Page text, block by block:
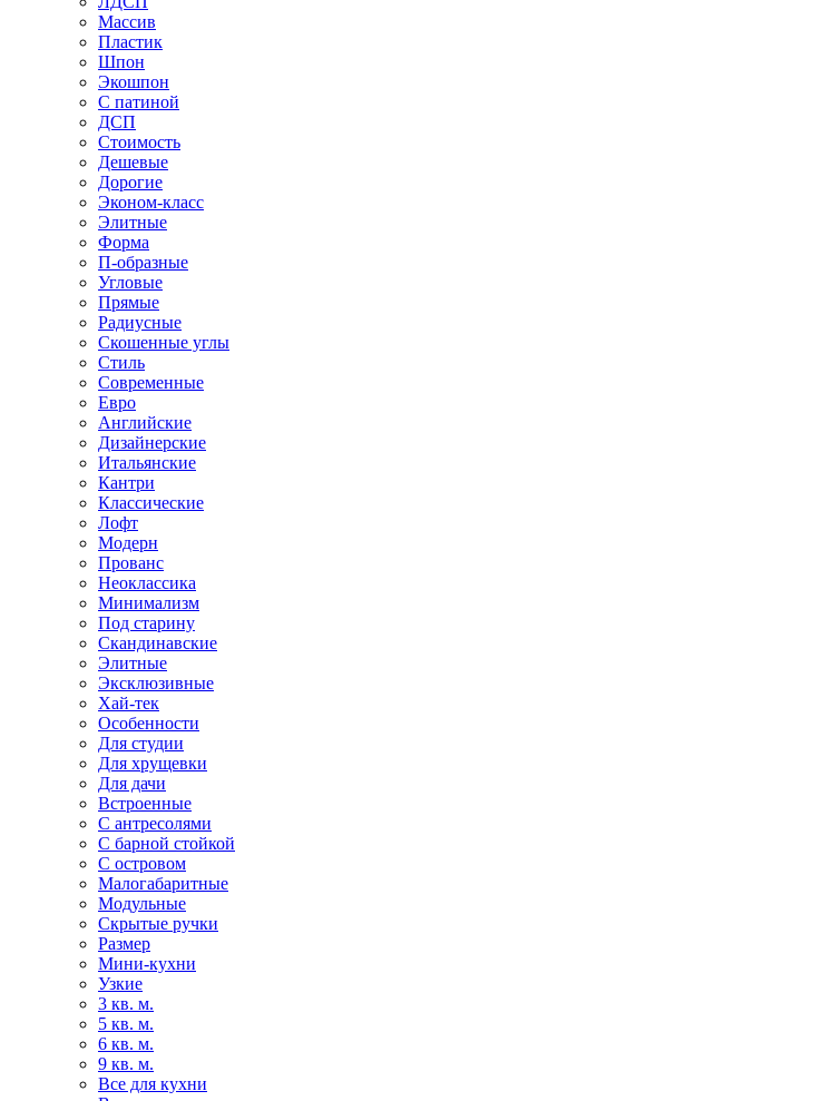
Массив
Пластик
Шпон
Экошпон
С патиной
ДСП
Стоимость
Дешевые
Дорогие
Эконом-класс
Элитные
Форма
П-образные
Угловые
Прямые
Радиусные
Скошенные углы
Стиль
Современные
Евро
Английские
Дизайнерские
Итальянские
Кантри
Классические
Лофт
Модерн
Прованс
Неоклассика
Минимализм
Под старину
Скандинавские
Элитные
Эксклюзивные
Хай-тек
Особенности
Для студии
Для хрущевки
Для дачи
Встроенные
С антресолями
С барной стойкой
С островом
Малогабаритные
Модульные
Скрытые ручки
Размер
Мини-кухни
Узкие
3 кв. м.
5 кв. м.
6 кв. м.
9 кв. м.
Все для кухни